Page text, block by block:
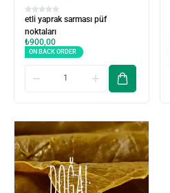
etli yaprak sarması püf
noktaları
₺900,00
ON BACK ORDER